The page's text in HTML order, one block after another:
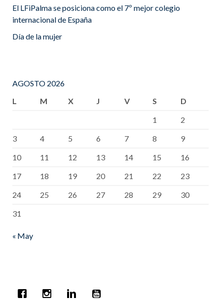
El LFiPalma se posiciona como el 7º mejor colegio
internacional de España
Día de la mujer
AGOSTO 2026
L
M X J V S
D
1
2
3
4 5 6 7 8
9
10
11 12 13 14 15
16
17
18 19 20 21 22
23
24
25 26 27 28 29
30
31
« May